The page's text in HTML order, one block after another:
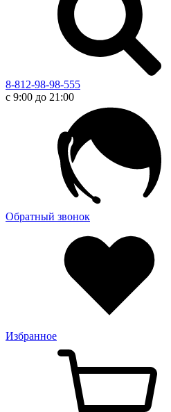
8-812-98-98-555
с 9:00 до 21:00
Обратный звонок
Избранное